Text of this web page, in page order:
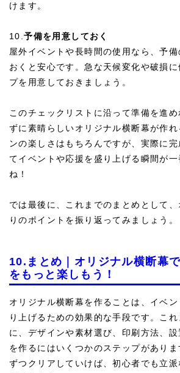
けます。
10.予備を用意しておく
屋外イベントや長時間の使用なら、予
おくと安心です。急な天候変化や破損
プを用意しておきましょう。
このチェックリストに沿って準備を進
ずに素晴らしいオリジナル横断幕が作
ンの楽しさはもちろんですが、実際に
てイベントや応援を盛り上げる瞬間が一
ね！
では最後に、これまでのまとめとして
りのポイントを振り返ってみましょう。
10.まとめ｜オリジナル横断幕
をもっと楽しもう！
オリジナル横断幕を作ることは、イベ
り上げるための効果的な手段です。こ
に、デザインや素材選び、印刷方法、
を作るにはいくつかのステップがあり
ずつクリアしていけば、初心者でも立派